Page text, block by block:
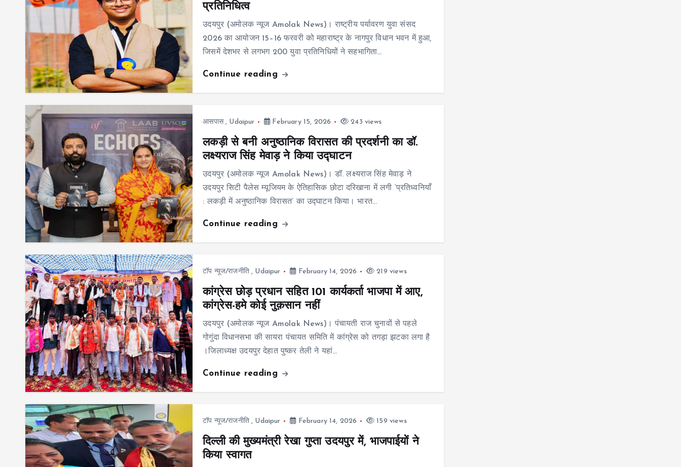
प्रतिनिधित्व
उदयपुर (अमोलक न्यूज Amolak News)। राष्ट्रीय पर्यावरण युवा संसद
2026 का आयोजन 15–16 फरवरी को महाराष्ट्र के नागपुर विधान भवन में हुआ,
जिसमें देशभर से लगभग 200 युवा प्रतिनिधियों ने सहभागिता…
Continue reading
आसपास, Udaipur February 15, 2026 243 views
लकड़ी से बनी अनुष्ठानिक विरासत की प्रदर्शनी का डॉ.
लक्ष्यराज सिंह मेवाड़ ने किया उद्घाटन
उदयपुर (अमोलक न्यूज Amolak News)। डॉ. लक्ष्यराज सिंह मेवाड़ ने
उदयपुर सिटी पैलेस म्यूजियम के ऐतिहासिक छोटा दरिखाना में लगी ‘प्रतिध्वनियाँ
: लकड़ी में अनुष्ठानिक विरासत’ का उद्घाटन किया। भारत…
Continue reading
टॉप न्यूज/राजनीति, Udaipur February 14, 2026 219 views
कांग्रेस छोड़ प्रधान सहित 101 कार्यकर्ता भाजपा में आए,
कांग्रेस-हमे कोई नुक़सान नहीं
उदयपुर (अमोलक न्यूज Amolak News)। पंचायती राज चुनावों से पहले
गोगुंदा विधानसभा की सायरा पंचायत समिति में कांग्रेस को तगड़ा झटका लगा है
।जिलाध्यक्ष उदयपुर देहात पुष्कर तेली ने यहां…
Continue reading
टॉप न्यूज/राजनीति, Udaipur February 14, 2026 159 views
दिल्ली की मुख्यमंत्री रेखा गुप्ता उदयपुर में, भाजपाईयों ने
किया स्वागत